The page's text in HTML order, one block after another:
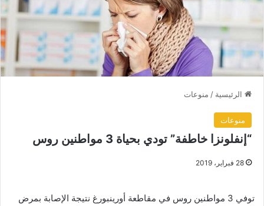
الرئيسية / منوعات
منوعات
“إنفلونزا خاطفة” تودي بحياة 3 مواطنين روس
28 فبراير، 2019
توفي 3 مواطنين روس في مقاطعة أورينبورغ نتيجة الإصابة بمرض